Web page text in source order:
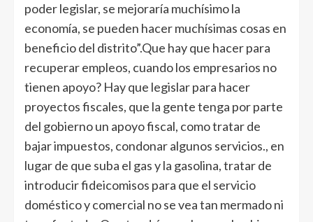
poder legislar, se mejoraría muchísimo la
economía, se pueden hacer muchísimas cosas en
beneficio del distrito”.Que hay que hacer para
recuperar empleos, cuando los empresarios no
tienen apoyo? Hay que legislar para hacer
proyectos fiscales, que la gente tenga por parte
del gobierno un apoyo fiscal, como tratar de
bajar impuestos, condonar algunos servicios., en
lugar de que suba el gas y la gasolina, tratar de
introducir fideicomisos para que el servicio
doméstico y comercial no se vea tan mermado ni